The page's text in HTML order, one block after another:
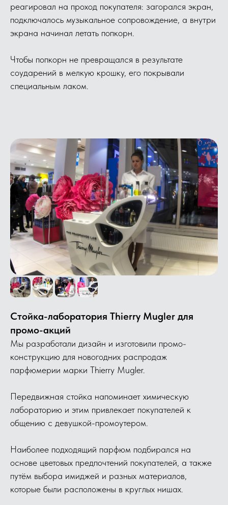
реагировал на проход покупателя: загорался экран,
подключалось музыкальное сопровождение, а внутри
экрана начинал летать попкорн.
Чтобы попкорн не превращался в результате
соударений в мелкую крошку, его покрывали
специальным лаком.
Стойка-лаборатория Thierry Mugler для
промо-акций
Мы разработали дизайн и изготовили промо-
конструкцию для новогодних распродаж
парфюмерии марки Thierry Mugler.
Передвижная стойка напоминает химическую
лабораторию и этим привлекает покупателей к
общению с девушкой-промоутером.
Наиболее подходящий парфюм подбирался на
основе цветовых предпочтений покупателей, а также
путём выбора имиджей и разных материалов,
которые были расположены в круглых нишах.